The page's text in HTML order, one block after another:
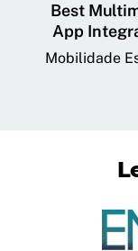
Best
App
Mobilidade